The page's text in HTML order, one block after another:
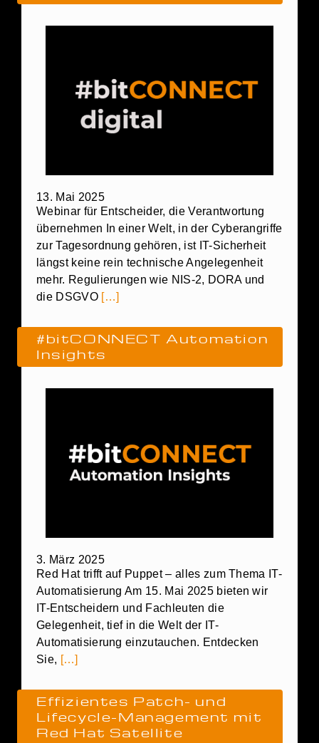
13. Mai 2025
Webinar für Entscheider, die Verantwortung
übernehmen In einer Welt, in der Cyberangriffe
zur Tagesordnung gehören, ist IT-Sicherheit
längst keine rein technische Angelegenheit
mehr. Regulierungen wie NIS-2, DORA und
die DSGVO […]
#bitCONNECT Automation
Insights
3. März 2025
Red Hat trifft auf Puppet – alles zum Thema IT-
Automatisierung Am 15. Mai 2025 bieten wir
IT-Entscheidern und Fachleuten die
Gelegenheit, tief in die Welt der IT-
Automatisierung einzutauchen. Entdecken
Sie, […]
Effizientes Patch- und
Lifecycle-Management mit
Red Hat Satellite